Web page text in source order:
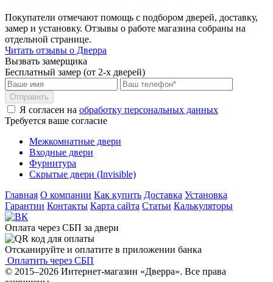
Покупатели отмечают помощь с подбором дверей, доставку,
замер и установку. Отзывы о работе магазина собраны на
отдельной странице.
Читать отзывы о Дверра
Вызвать замерщика
Бесплатный замер (от 2-х дверей)
Отправить
Я согласен на обработку персональных данных
Требуется ваше согласие
Межкомнатные двери
Входные двери
Фурнитура
Скрытые двери (Invisible)
Главная О компании Как купить Доставка Установка
Гарантии Контакты Карта сайта Статьи Калькуляторы
Оплата через СБП за двери
Отсканируйте и оплатите в приложении банка
Оплатить через СБП
© 2015–2026 Интернет-магазин «Дверра». Все права